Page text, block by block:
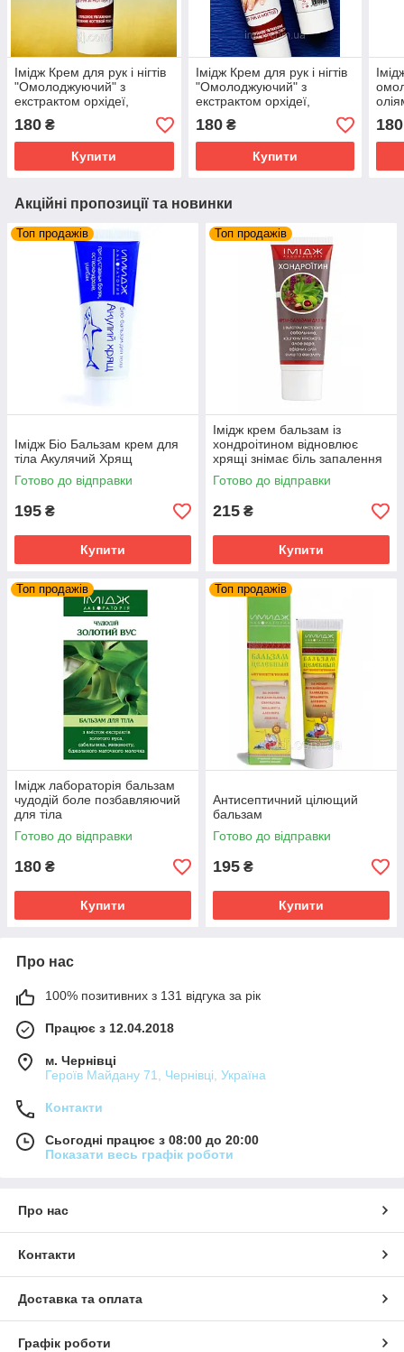
Імідж Крем для рук і нігтів
"Омолоджуючий" з
екстрактом орхідеї,
маслом Ши та з вітаміном
Е зміцнення нігтів
180 ₴
Купити
Імідж Крем для рук і нігтів
"Омолоджуючий" з
екстрактом орхідеї,
маслом Ши та з вітаміном
Е зміцнення нігтів
180₴
Купити
180
Акційні пропозиції та новинки
Топ продажів
Імідж Біо Бальзам крем для
тіла Акулячий Хрящ
Готово до відправки
195 ₴
Купити
Топ продажів
Імідж крем бальзам із
хондроітином відновлює
хрящі знімає біль запалення
суглобів та м'язів
Готово до відправки
215 ₴
Купити
Топ продажів
Імідж лабораторія бальзам
чудодій боле позбавляючий
для тіла
Готово до відправки
180 ₴
Купити
Топ продажів
Антисептичний цілющий
бальзам
Готово до відправки
195 ₴
Купити
Про нас
100% позитивних з 131 відгука за рік
Працює з 12.04.2018
м. Чернівці
Героїв Майдану 71, Чернівці, Україна
Контакти
Сьогодні працює з 08:00 до 20:00
Показати весь графік роботи
Про нас
Контакти
Доставка та оплата
Графік роботи